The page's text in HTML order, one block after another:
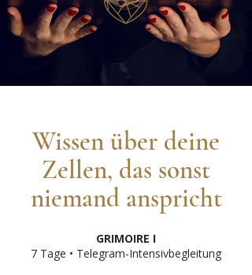
Wissen über deine
Zellen, das sonst
niemand anspricht
GRIMOIRE I
7 Tage • Telegram-Intensivbegleitung